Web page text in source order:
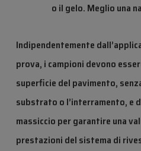
o il gelo. Meglio una
Indipendentemente
prova, i campioni devono
superficie del pavimento,
substrato o l’interramento, e
massiccio per garantire una
prestazioni del sistema di